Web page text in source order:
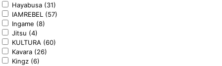
Hayabusa (31)
IAMREBEL (57)
Ingame (8)
Jitsu (4)
KULTURA (60)
Kavara (26)
Kingz (6)